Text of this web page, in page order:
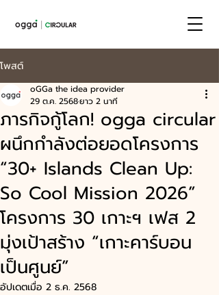
โพสต์
ภารกิจกู้โลก! ogga circular
ผนึกกำลังต่อยอดโครงการ
“30+ Islands Clean Up:
So Cool Mission 2026”
โครงการ 30 เกาะฯ เฟส 2
มุ่งเป้าสร้าง “เกาะคาร์บอน
เป็นศูนย์”
oGGa the idea provider
29 ต.ค. 2568ยาว 2 นาที
อัปเดตเมื่อ 2 ธ.ค. 2568